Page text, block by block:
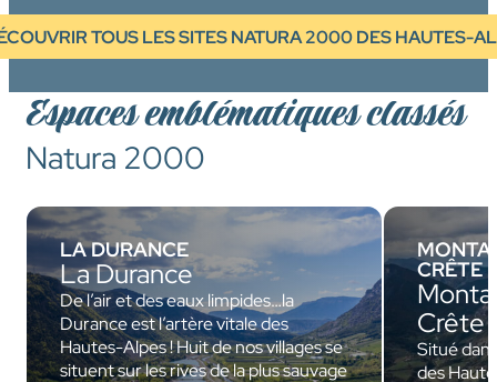
TOUS LES SITES NATURA 2000 DES HAUTES-
Espaces emblématiques classés
Natura 2000
LA DURANCE
La Durance
De l’air et des eaux limpides…la
Durance est l’artère vitale des
Hautes-Alpes ! Huit de nos villages se
situent sur les rives de la plus sauvage
CRÊTE
Crête
Situé
des